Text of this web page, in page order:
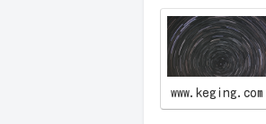
www.keging.com